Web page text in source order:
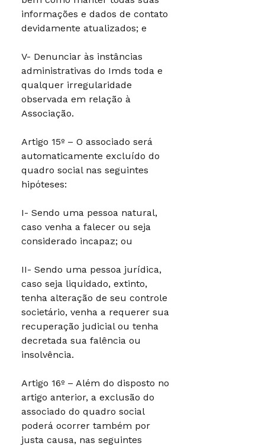
informações e dados de contato
devidamente atualizados; e
V- Denunciar às instâncias
administrativas do Imds toda e
qualquer irregularidade
observada em relação à
Associação.
Artigo 15º – O associado será
automaticamente excluído do
quadro social nas seguintes
hipóteses:
I- Sendo uma pessoa natural,
caso venha a falecer ou seja
considerado incapaz; ou
II- Sendo uma pessoa jurídica,
caso seja liquidado, extinto,
tenha alteração de seu controle
societário, venha a requerer sua
recuperação judicial ou tenha
decretada sua falência ou
insolvência.
Artigo 16º – Além do disposto no
artigo anterior, a exclusão do
associado do quadro social
poderá ocorrer também por
justa causa, nas seguintes